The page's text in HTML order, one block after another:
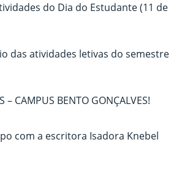
do Dia do Estudante (11 de
das atividades letivas do semestre
– CAMPUS BENTO GONÇALVES!
com a escritora Isadora Knebel